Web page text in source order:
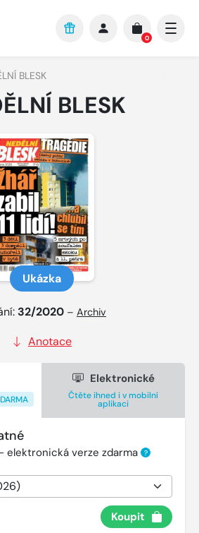
0
BLESK
BLESK
Ukázka
32/2020 – Archiv
Anotace
Elektronické
Čtěte ihned i v mobilní
aplikaci
elektronická verze zdarma ?
Koupit